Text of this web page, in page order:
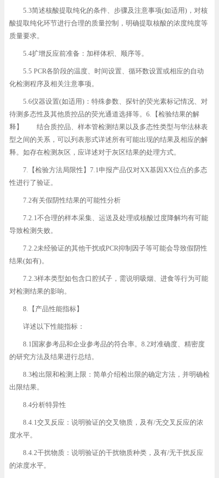
5.3简述核酸提取纯化的条件、步骤及注意事项(如适用)，对核
酸提取纯化环节进行合理的质量控制，明确提取核酸的浓度纯度等
质量要求。
5.4扩增反应前准备：加样体积、顺序等。
5.5 PCR各阶段的温度、时间设置、循环数设置或相应的自动
化检测程序及相关注意事项。
5.6仪器设置(如适用)：特殊参数、探针的荧光素标记情况、对
待测多态性及其他质控品的荧光通道选择等。6.【检验结果的解
释】 结合质控品、样本管检测结果以及多态性类型与华法林表
型之间的关系，可以列表形式详述所有可能出现的结果及相应的解
释。如存在检测灰区，应详述对于灰区结果的处理方式。
7.【检验方法局限性】7.1申报产品仅对XX基因XX位点的多态
性进行了验证。
7.2有关假阴性结果的可能性分析
7.2.1不合理的样本采集、运送及处理或核酸过度降解均有可能
导致检测失败。
7.2.2未经验证的其他干扰或PCR抑制因子等可能会导致假阴性
结果(如有)。
7.2.3样本类型如包含口腔拭子，需说明吸烟、进食等行为可能
对检测结果的影响。
8.【产品性能指标】
详述以下性能指标：
8.1国家参考品和企业参考品的符合率。8.2对准确度、精密度
的研究方法及结果进行总结。
8.3检出限和检测上限：简单介绍检出限的确定方法，并明确检
出限结果。
8.4分析特异性
8.4.1交叉反应：说明验证的交叉物质，及有/无交叉反应的浓
度水平。
8.4.2干扰物质：说明验证的干扰物质种类，及有/无干扰反应
的浓度水平。